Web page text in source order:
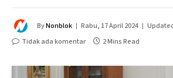
ByNonblok Rabu, 17 April 2024
Tidak ada komentar
2 Mins Read